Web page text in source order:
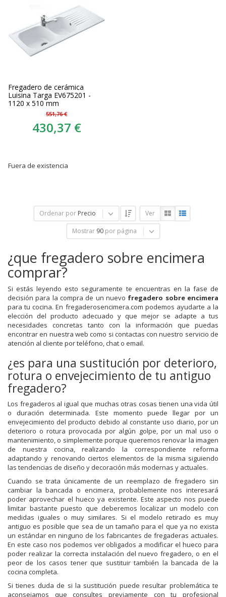
Fregadero de cerámica
Luisina Targa EV675201 -
1120 x 510 mm
551,76 €
430,37 €
Fuera de existencia
Ordenar por Precio Ver
Mostrar 90 por página
¿que fregadero sobre encimera
comprar?
Si estás leyendo esto seguramente te encuentras en la fase de
decisión para la compra de un nuevo fregadero sobre encimera
para tu cocina. En fregaderosencimera.com podemos ayudarte a la
elección del producto adecuado y que mejor se adapte a tus
necesidades concretas tanto con la información que puedas
encontrar en nuestra web como si contactas con nuestro servicio de
atención al cliente por teléfono, chat o email.
¿es para una sustitución por deterioro,
rotura o envejecimiento de tu antiguo
fregadero?
Los fregaderos al igual que muchas otras cosas tienen una vida útil
o duración determinada. Este momento puede llegar por un
envejecimiento del producto debido al constante uso diario, por un
deterioro o rotura provocada por algún golpe, por un mal uso o
mantenimiento, o simplemente porque queremos renovar la imagen
de nuestra cocina, realizando la correspondiente reforma
adaptando y renovando ciertos elementos de la misma siguiendo
las tendencias de diseño y decoración más modernas y actuales.
Cuando se trata únicamente de un reemplazo de fregadero sin
cambiar la bancada o encimera, probablemente nos interesará
poder aprovechar el hueco ya existente. Este aspecto nos puede
limitar bastante puesto que deberemos localizar un modelo con
medidas iguales o muy similares. Si el modelo retirado es muy
antiguo es posible que sea de un tamaño para el que ya no exista
un estándar en ninguno de los fabricantes de fregaderas actuales.
En este caso nos podemos ver obligados a modificar el hueco para
poder realizar la correcta instalación del nuevo fregadero, o en el
peor de los casos tener que sustituir también la bancada de la
cocina completa.
Si tienes duda de si la sustitución puede resultar problemática te
aconsejamos que consultes previamente con tu profesional